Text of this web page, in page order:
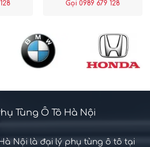
Gọi 0989 679 128
Tùng Ô Tô Hà Nội
Nội là đại lý phụ tùng ô tô tại